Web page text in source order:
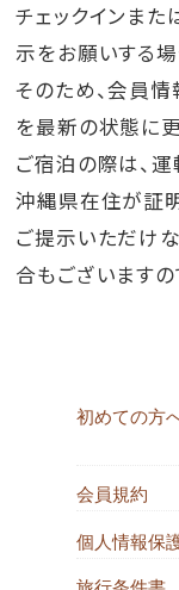
チェックインま
示をお願いする場
そのため、会員情
を最新の状態に
ご宿泊の際は、
沖縄県在住が証
ご提示いただけ
合もございますの
初めての方
会員規約
個人情報保